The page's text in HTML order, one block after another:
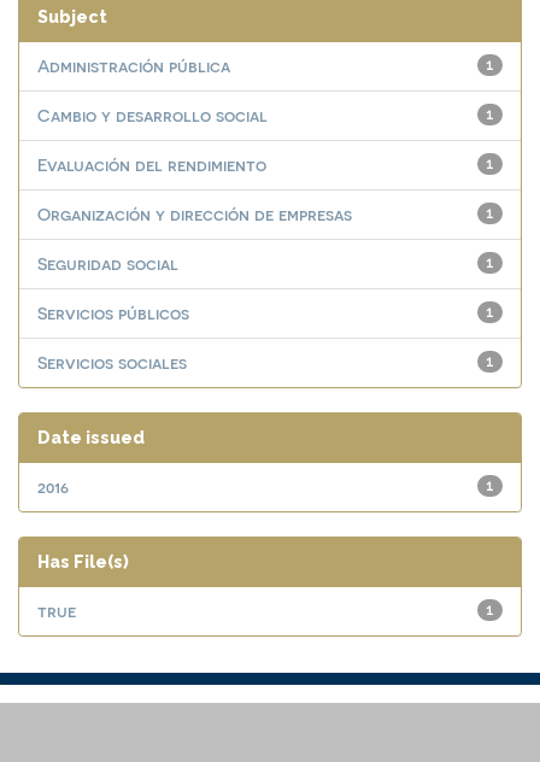
Subject
1
Administración pública
1
Cambio y desarrollo social
1
Evaluación del rendimiento
1
Organización y dirección de empresas
1
Seguridad social
1
Servicios públicos
1
Servicios sociales
Date issued
1
2016
Has File(s)
1
true